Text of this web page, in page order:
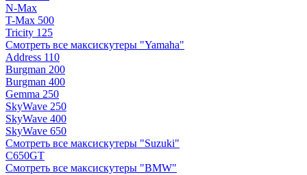
N-Max
T-Max 500
Tricity 125
Смотреть все максискутеры "Yamaha"
Address 110
Burgman 200
Burgman 400
Gemma 250
SkyWave 250
SkyWave 400
SkyWave 650
Смотреть все максискутеры "Suzuki"
C650GT
Смотреть все максискутеры "BMW"